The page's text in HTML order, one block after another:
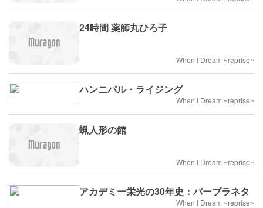
24時間 薬師丸ひろ子
When I Dream ~reprise~
ハンニバル・ライジング
When I Dream ~reprise~
蝋人形の館
When I Dream ~reprise~
アカデミー栄光の30年史：バーブラネタ
When I Dream ~reprise~